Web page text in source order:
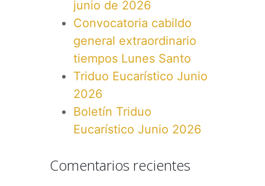
junio de 2026
Convocatoria cabildo
general extraordinario
tiempos Lunes Santo
Triduo Eucarístico Junio
2026
Boletín Triduo
Eucarístico Junio 2026
Comentarios recientes